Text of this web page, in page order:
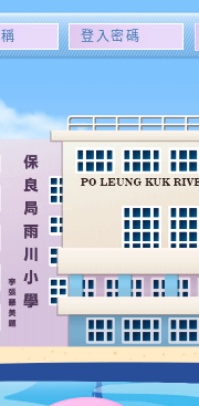
登
名
稱
登
密
碼